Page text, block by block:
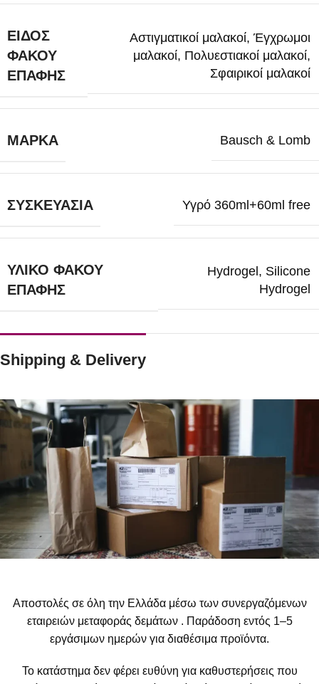
ΕΊΔΟΣ
ΦΑΚΟΎ
ΕΠΑΦΉΣ
Αστιγματικοί μαλακοί, Έγχρωμοι
μαλακοί, Πολυεστιακοί μαλακοί,
Σφαιρικοί μαλακοί
ΜΆΡΚΑ Bausch & Lomb
ΣΥΣΚΕΥΑΣΊΑ Υγρό 360ml+60ml free
ΥΛΙΚΌ ΦΑΚΟΎ
ΕΠΑΦΉΣ
Hydrogel, Silicone
Hydrogel
Shipping & Delivery
Αποστολές σε όλη την Ελλάδα μέσω των συνεργαζόμενων
εταιρειών μεταφοράς δεμάτων . Παράδοση εντός 1–5
εργάσιμων ημερών για διαθέσιμα προϊόντα.
Το κατάστημα δεν φέρει ευθύνη για καθυστερήσεις που